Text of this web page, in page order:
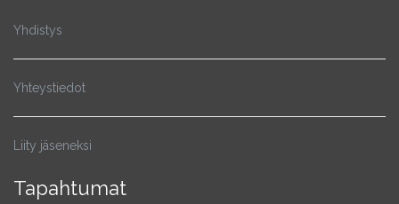
Yhdistys
Yhteystiedot
Liity jäseneksi
Tapahtumat